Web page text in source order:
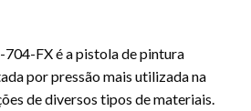
FX é a pistola de pintura
por pressão mais utilizada na
de diversos tipos de materiais.